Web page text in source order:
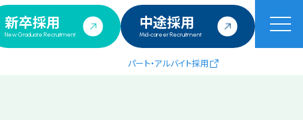
新卒採用
New Graduate Recruitment
中途採用
Mid-career Recruitment
パート・アルバイト採用